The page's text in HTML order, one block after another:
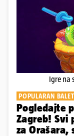
Igre na
POPULARAN BALET
Pogledajte
Zagreb! Svi
za Orašara,